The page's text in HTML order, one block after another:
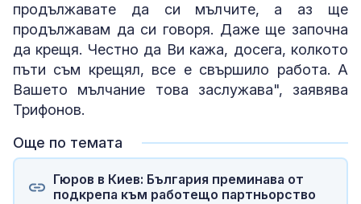
продължавате да си мълчите, а аз ще
продължавам да си говоря. Даже ще започна
да крещя. Честно да Ви кажа, досега, колкото
пъти съм крещял, все е свършило работа. А
Вашето мълчание това заслужава", заявява
Трифонов.
Още по темата
Гюров в Киев: България преминава от
подкрепа към работещо партньорство